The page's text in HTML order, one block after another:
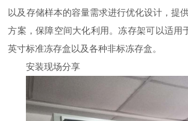
以及存储样本的容量需求进行优化设计，提
方案，保障空间大化利用。冻存架可以适用
英寸标准冻存盒以及各种非标冻存盒。
安装现场分享